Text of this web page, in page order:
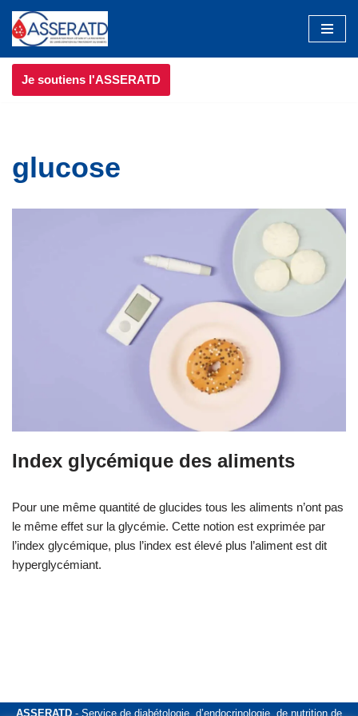
Aller
au
contenu
Je soutiens l'ASSERATD
glucose
Index glycémique des aliments
Pour une même quantité de glucides tous les aliments n’ont pas
le même effet sur la glycémie. Cette notion est exprimée par
l’index glycémique, plus l’index est élevé plus l’aliment est dit
hyperglycémiant.
ASSERATD - Service de diabétologie, d’endocrinologie, de nutrition de